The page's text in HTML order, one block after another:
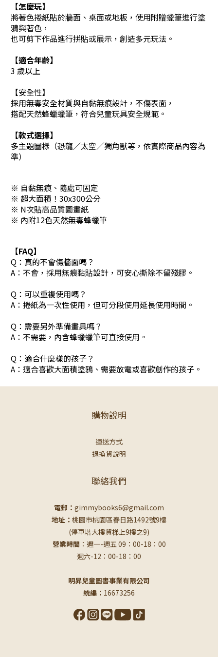
【怎麼玩】
將著色捲紙貼於牆面、桌面或地板，使用附贈蠟筆進行塗
鴉與著色，
也可剪下作品進行拼貼或展示，創造多元玩法。
【適合年齡】
3 歲以上
【安全性】
採用無毒安全材質與自黏無痕設計，不傷表面，
搭配天然蜂蠟蠟筆，符合兒童玩具安全規範。
【款式選擇】
多主題圖樣（恐龍／太空／獨角獸等，依實際商品內容為
準）
※ 自黏無痕、隨處可固定
※ 超大面積！30x300公分
※ N次貼高品質圖畫紙
※ 內附12色天然無毒蜂蠟筆
【FAQ】
Q：真的不會傷牆面嗎？
A：不會，採用無痕黏貼設計，可安心撕除不留殘膠。
Q：可以重複使用嗎？
A：捲紙為一次性使用，但可分段使用延長使用時間。
Q：需要另外準備畫具嗎？
A：不需要，內含蜂蠟蠟筆可直接使用。
Q：適合什麼樣的孩子？
A：適合喜歡大面積塗鴉、需要放電或喜歡創作的孩子。
購物說明
運送方式
退換貨說明
聯絡我們
電郵： gimmybooks6@gmail.com
地址： 桃園市桃園區春日路1492號9樓
(停車塔大樓貨梯上9樓之9)
營業時間 ：週一-週五 09：00-18：00
週六-12：00-18：00
明昇兒童圖書事業有限公司
統編： 16673256